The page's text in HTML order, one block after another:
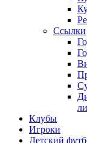
Ссылки
Клубы
Игроки
Детский